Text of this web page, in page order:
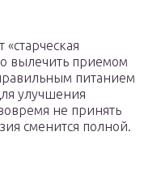
вылечить приемом
питанием
улучшения
не принять
сменится полной.